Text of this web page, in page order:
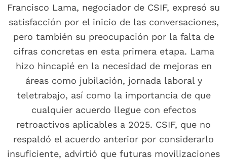
Francisco Lama, negociador de CSIF, expresó su
satisfacción por el inicio de las conversaciones,
pero también su preocupación por la falta de
cifras concretas en esta primera etapa. Lama
hizo hincapié en la necesidad de mejoras en
áreas como jubilación, jornada laboral y
teletrabajo, así como la importancia de que
cualquier acuerdo llegue con efectos
retroactivos aplicables a 2025. CSIF, que no
respaldó el acuerdo anterior por considerarlo
insuficiente, advirtió que futuras movilizaciones